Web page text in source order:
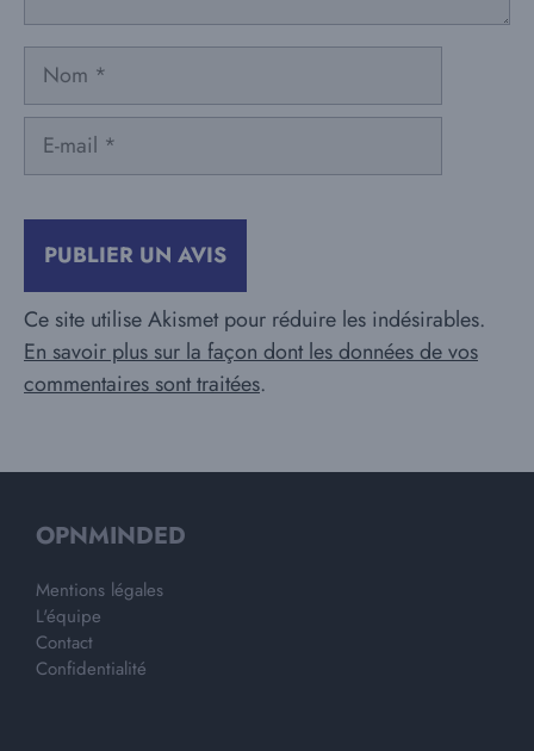
Nom
Ce site utilise Akismet pour réduire les indésirables.
En savoir plus sur la façon dont les données de vos
commentaires sont traitées.
OPNMINDED
Mentions légales
L'équipe
Contact
Confidentialité